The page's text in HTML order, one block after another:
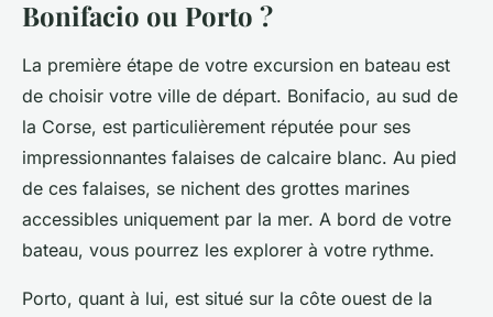
Bonifacio ou Porto ?
La première étape de votre excursion en bateau est
de choisir votre ville de départ. Bonifacio, au sud de
la Corse, est particulièrement réputée pour ses
impressionnantes falaises de calcaire blanc. Au pied
de ces falaises, se nichent des grottes marines
accessibles uniquement par la mer. A bord de votre
bateau, vous pourrez les explorer à votre rythme.
Porto, quant à lui, est situé sur la côte ouest de la